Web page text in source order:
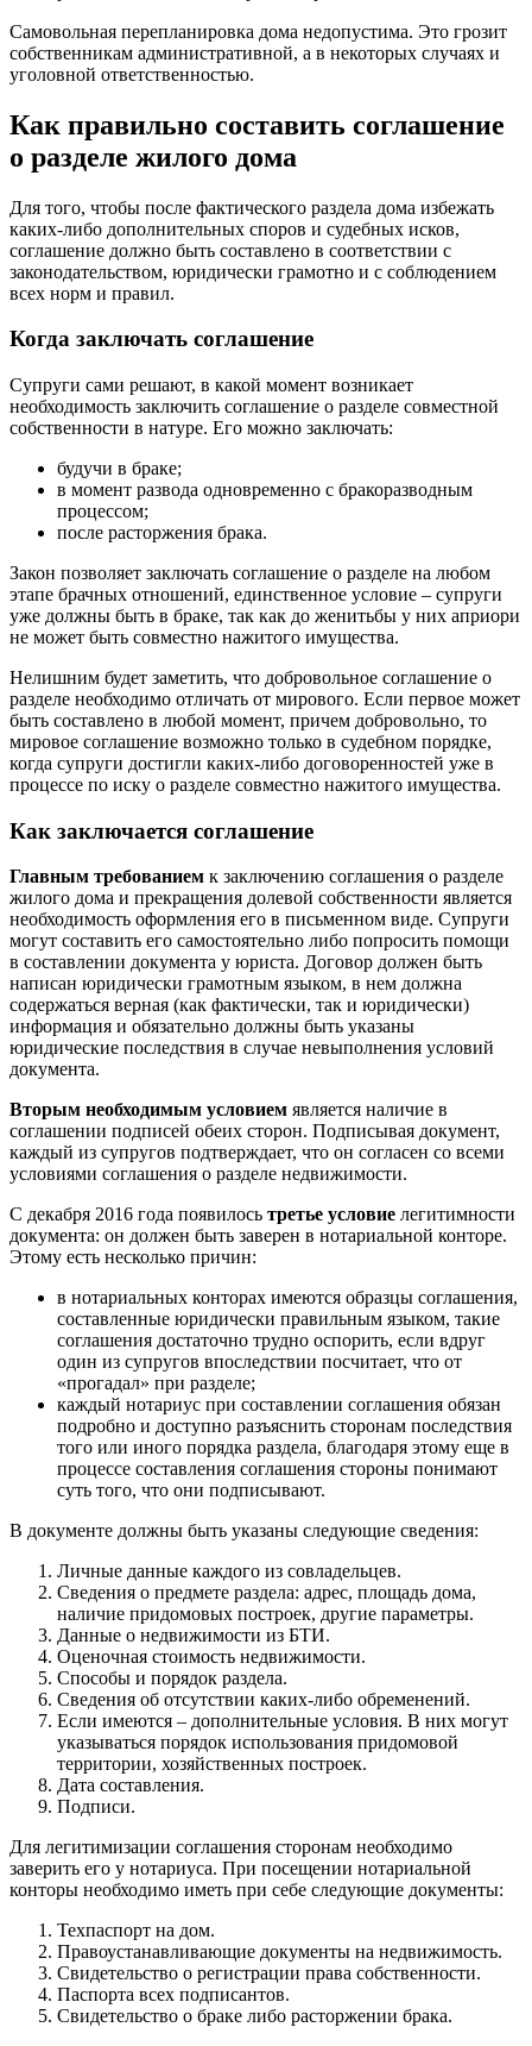
Самовольная перепланировка дома недопустима. Это грозит
собственникам административной, а в некоторых случаях и
уголовной ответственностью.
Как правильно составить соглашение
о разделе жилого дома
Для того, чтобы после фактического раздела дома избежать
каких-либо дополнительных споров и судебных исков,
соглашение должно быть составлено в соответствии с
законодательством, юридически грамотно и с соблюдением
всех норм и правил.
Когда заключать соглашение
Супруги сами решают, в какой момент возникает
необходимость заключить соглашение о разделе совместной
собственности в натуре. Его можно заключать:
будучи в браке;
в момент развода одновременно с бракоразводным
процессом;
после расторжения брака.
Закон позволяет заключать соглашение о разделе на любом
этапе брачных отношений, единственное условие – супруги
уже должны быть в браке, так как до женитьбы у них априори
не может быть совместно нажитого имущества.
Нелишним будет заметить, что добровольное соглашение о
разделе необходимо отличать от мирового. Если первое может
быть составлено в любой момент, причем добровольно, то
мировое соглашение возможно только в судебном порядке,
когда супруги достигли каких-либо договоренностей уже в
процессе по иску о разделе совместно нажитого имущества.
Как заключается соглашение
Главным требованием к заключению соглашения о разделе
жилого дома и прекращения долевой собственности является
необходимость оформления его в письменном виде. Супруги
могут составить его самостоятельно либо попросить помощи
в составлении документа у юриста. Договор должен быть
написан юридически грамотным языком, в нем должна
содержаться верная (как фактически, так и юридически)
информация и обязательно должны быть указаны
юридические последствия в случае невыполнения условий
документа.
Вторым необходимым условием является наличие в
соглашении подписей обеих сторон. Подписывая документ,
каждый из супругов подтверждает, что он согласен со всеми
условиями соглашения о разделе недвижимости.
С декабря 2016 года появилось третье условие легитимности
документа: он должен быть заверен в нотариальной конторе.
Этому есть несколько причин:
в нотариальных конторах имеются образцы соглашения,
составленные юридически правильным языком, такие
соглашения достаточно трудно оспорить, если вдруг
один из супругов впоследствии посчитает, что от
«прогадал» при разделе;
каждый нотариус при составлении соглашения обязан
подробно и доступно разъяснить сторонам последствия
того или иного порядка раздела, благодаря этому еще в
процессе составления соглашения стороны понимают
суть того, что они подписывают.
В документе должны быть указаны следующие сведения:
Личные данные каждого из совладельцев.
Сведения о предмете раздела: адрес, площадь дома,
наличие придомовых построек, другие параметры.
Данные о недвижимости из БТИ.
Оценочная стоимость недвижимости.
Способы и порядок раздела.
Сведения об отсутствии каких-либо обременений.
Если имеются – дополнительные условия. В них могут
указываться порядок использования придомовой
территории, хозяйственных построек.
Дата составления.
Подписи.
Для легитимизации соглашения сторонам необходимо
заверить его у нотариуса. При посещении нотариальной
конторы необходимо иметь при себе следующие документы:
Техпаспорт на дом.
Правоустанавливающие документы на недвижимость.
Свидетельство о регистрации права собственности.
Паспорта всех подписантов.
Свидетельство о браке либо расторжении брака.